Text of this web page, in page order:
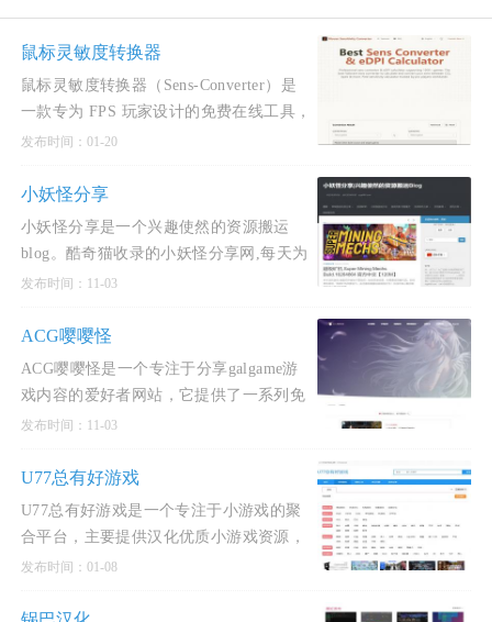
鼠标灵敏度转换器
鼠标灵敏度转换器（Sens‑Converter）是
一款专为 FPS 玩家设计的免费在线工具，
旨在帮助玩家在不同游戏之间保持一致的
1500 款游戏，涵盖《无畏契约》《CS2》
《Apex 英雄》《守望先锋 2
发布时间：01-20
小妖怪分享
小妖怪分享是一个兴趣使然的资源搬运
blog。酷奇猫收录的小妖怪分享网,每天为
大家更新国内外单机PJ游戏，安卓PJ软
教程，收录最新最全的STEAM单机破
发布时间：11-03
ACG嘤嘤怪
ACG嘤嘤怪是一个专注于分享galgame游
戏内容的爱好者网站，它提供了一系列免
费汉化的游戏下载服务。这个平台主要分
RPG（角色扮演游戏），并且致力于
发布时间：11-03
U77总有好游戏
U77总有好游戏是一个专注于小游戏的聚
合平台，主要提供汉化优质小游戏资源，
同时为独立游戏作者提供作品发布的机
合玩家在空闲时间消磨时间，无需长时间
发布时间：01-08